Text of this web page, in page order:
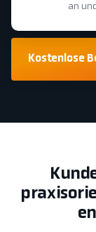
an
Kostenlose